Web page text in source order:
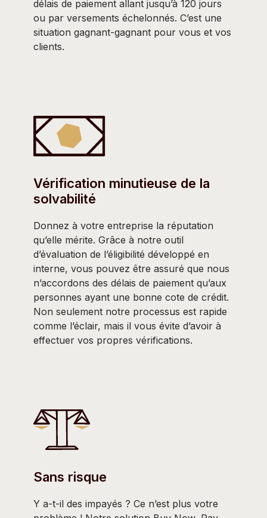
délais de paiement allant jusqu’à 120 jours
ou par versements échelonnés. C’est une
situation gagnant-gagnant pour vous et vos
clients.
Vérification minutieuse de la
solvabilité
Donnez à votre entreprise la réputation
qu’elle mérite. Grâce à notre outil
d’évaluation de l’éligibilité développé en
interne, vous pouvez être assuré que nous
n’accordons des délais de paiement qu’aux
personnes ayant une bonne cote de crédit.
Non seulement notre processus est rapide
comme l’éclair, mais il vous évite d’avoir à
effectuer vos propres vérifications.
Sans risque
Y a-t-il des impayés ? Ce n’est plus votre